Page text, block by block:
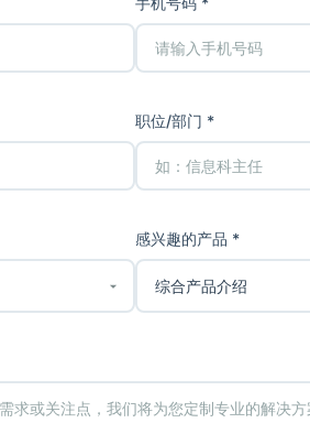
职位/部门 *
感兴趣的产品 *